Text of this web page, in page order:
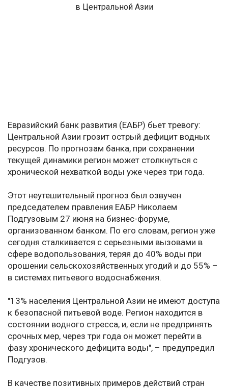
Евразийский банк развития (ЕАБР) бьет тревогу:
Центральной Азии грозит острый дефицит водных
ресурсов. По прогнозам банка, при сохранении
текущей динамики регион может столкнуться с
хронической нехваткой воды уже через три года.
Этот неутешительный прогноз был озвучен
председателем правления ЕАБР Николаем
Подгузовым 27 июня на бизнес-форуме,
организованном банком. По его словам, регион уже
сегодня сталкивается с серьезными вызовами в
сфере водопользования, теряя до 40% воды при
орошении сельскохозяйственных угодий и до 55% –
в системах питьевого водоснабжения.
"13% населения Центральной Азии не имеют доступа
к безопасной питьевой воде. Регион находится в
состоянии водного стресса, и, если не предпринять
срочных мер, через три года он может перейти в
фазу хронического дефицита воды", – предупредил
Подгузов.
В качестве позитивных примеров действий стран